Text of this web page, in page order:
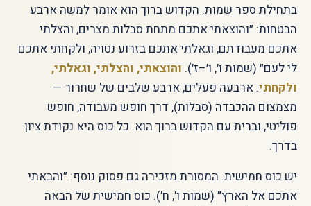
בתחילת ספר שמות. הקדוש ברוך הוא אומר למשה ארבע
הבטחות: ״והוצאתי אתכם מתחת סבלות מצרים, והצלתי
אתכם מעבודתם, וגאלתי אתכם בזרוע נטויה, ולקחתי אתכם
לי לעם״ (שמות ו׳, ו׳–ז׳). והוצאתי, והצלתי, וגאלתי,
ולקחתי. ארבעה פעלים, ארבע שלבים של שחרור —
מצמצום ההכבדה (סבלות), דרך חופש מעבודה, חופש
פוליטי, וברית עם הקדוש ברוך הוא. כל כוס היא נקודת ציון
בדרך.
יש כוס חמישית. המסורת מזכירה גם פסוק נוסף: ״והבאתי
אתכם אל הארץ״ (שמות ו׳, ח׳). כוס חמישית של הבאה